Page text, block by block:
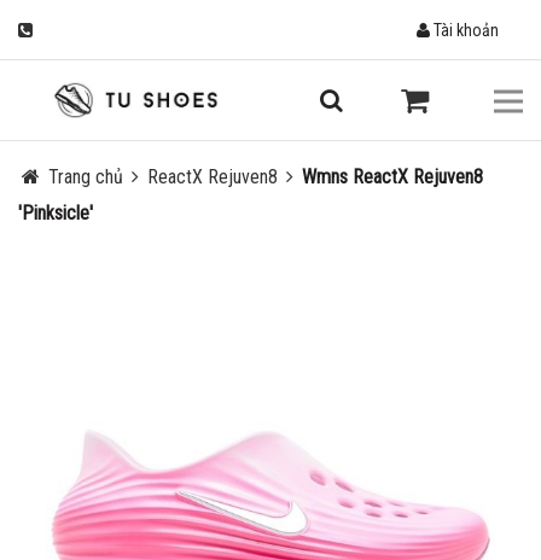
Tài khoản
Trang chủ ReactX Rejuven8
Wmns ReactX Rejuven8
'Pinksicle'